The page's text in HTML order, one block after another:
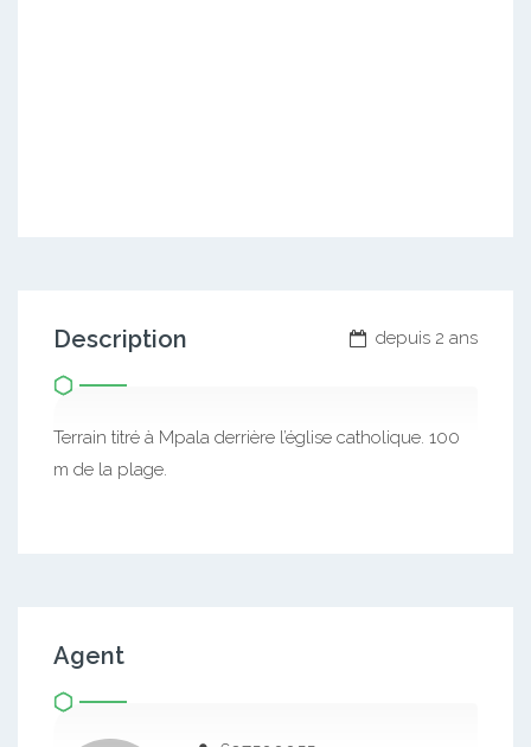
depuis 2 ans
Description
Terrain titré à Mpala derrière l’église catholique. 100
m de la plage.
Agent